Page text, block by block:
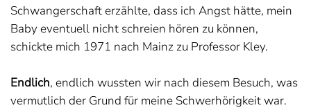
Schwangerschaft erzählte, dass ich Angst hätte, mein
Baby eventuell nicht schreien hören zu können,
schickte mich 1971 nach Mainz zu Professor Kley.
Endlich, endlich wussten wir nach diesem Besuch, was
vermutlich der Grund für meine Schwerhörigkeit war.